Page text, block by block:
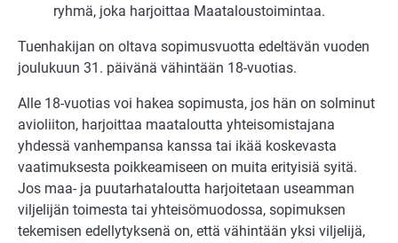
ryhmä, joka harjoittaa Maataloustoimintaa.
Tuenhakijan on oltava sopimusvuotta edeltävän vuoden
joulukuun 31. päivänä vähintään 18-vuotias.
Alle 18-vuotias voi hakea sopimusta, jos hän on solminut
avioliiton, harjoittaa maataloutta yhteisomistajana
yhdessä vanhempansa kanssa tai ikää koskevasta
vaatimuksesta poikkeamiseen on muita erityisiä syitä.
Jos maa- ja puutarhataloutta harjoitetaan useamman
viljelijän toimesta tai yhteisömuodossa, sopimuksen
tekemisen edellytyksenä on, että vähintään yksi viljelijä,